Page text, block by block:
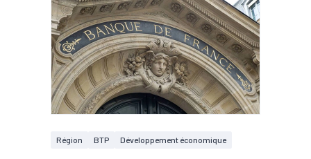
Région BTP Développement économique